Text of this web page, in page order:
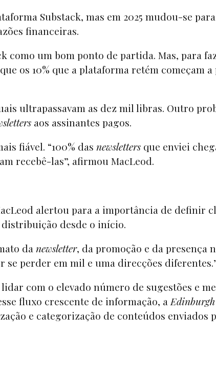
Substack, mas em 2025 mudou-se
financeiras.
como um bom ponto de partida. Mas, para
os 10% que a plataforma retém começam
ultrapassavam as dez mil libras. Outro
aos assinantes pagos.
fiável. “100% das newsletters que enviei
recebê-las”, afirmou MacLeod.
alertou para a importância de definir
desde o início.
da newsletter, da promoção e da presença
se perder em mil e uma direcções
com o elevado número de sugestões e
fluxo crescente de informação, a
e categorização de conteúdos enviados